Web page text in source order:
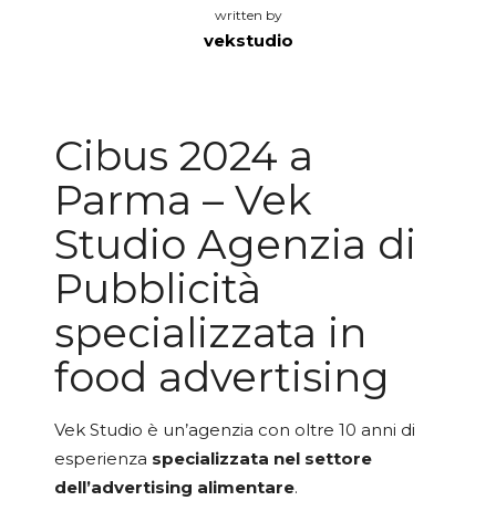
written by
vekstudio
Cibus 2024 a
Parma – Vek
Studio Agenzia di
Pubblicità
specializzata in
food advertising
Vek Studio è un’agenzia con oltre 10 anni di
esperienza specializzata nel settore
dell’advertising alimentare.